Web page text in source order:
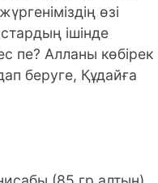
өзі
ішінде
пе? Алланы көбірек
беруге, Құдайға